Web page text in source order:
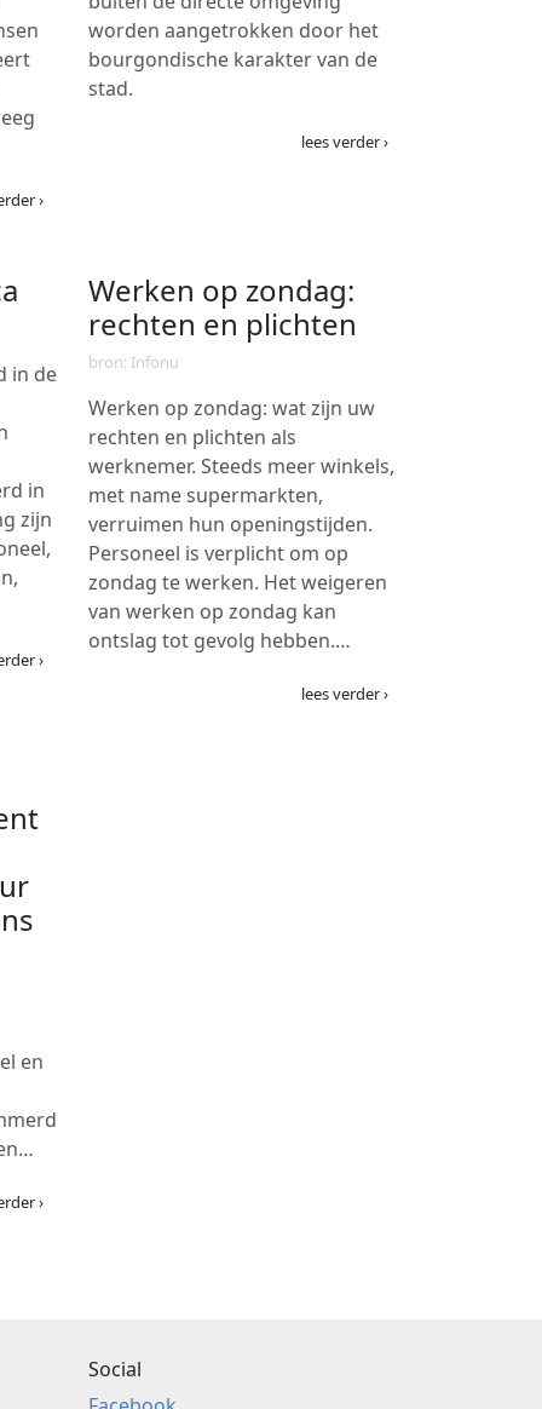
›
worden aangetrokken door het
bourgondische karakter van de
stad.
lees verder ›
in de
in
zijn
›
Werken op zondag:
rechten en plichten
bron: Infonu
Werken op zondag: wat zijn uw
rechten en plichten als
werknemer. Steeds meer winkels,
met name supermarkten,
verruimen hun openingstijden.
Personeel is verplicht om op
zondag te werken. Het weigeren
van werken op zondag kan
ontslag tot gevolg hebben.…
lees verder ›
en
›
Social